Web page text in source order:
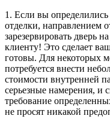
1. Если вы
отделки, направлением
зарезервировать дверь
клиенту! Это сделает
готовы. Для некоторых
потребуется внести
стоимости внутренней
серьезные намерения, и
требование
не просят никакой